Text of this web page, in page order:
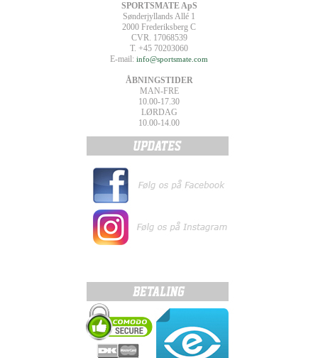
SPORTSMATE ApS
Sønderjyllands Allé 1
2000 Frederiksberg C
CVR. 17068539
T. +45 70203060
E-mail: info@sportsmate.com
ÅBNINGSTIDER
MAN-FRE
10.00-17.30
LØRDAG
10.00-14.00